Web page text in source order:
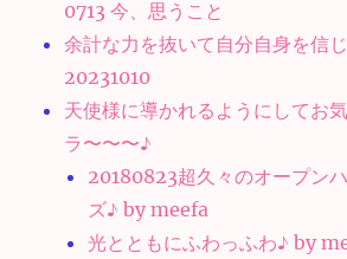
0713 今、思うこと
余計な力を抜いて自分自身を信
20231010
天使様に導かれるようにしてお
ラ〜〜〜♪
20180823超久々のオープン
ズ♪ by meefa
光とともにふわっふわ♪ by